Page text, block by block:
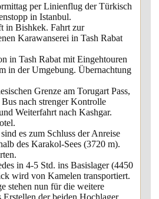
per Linienflug der Türkisch
in Istanbul.
in Bishkek. Fahrt zur
Karawanserei in Tash Rabat
in Tash Rabat mit Eingehtouren
in der Umgebung. Übernachtung
Grenze am Torugart Pass,
nach strenger Kontrolle
Weiterfahrt nach Kashgar.
es zum Schluss der Anreise
des Karakol-Sees (3720 m).
in 4-5 Std. ins Basislager (4450
wird von Kamelen transportiert.
stehen nun für die weitere
der beiden Hochlager